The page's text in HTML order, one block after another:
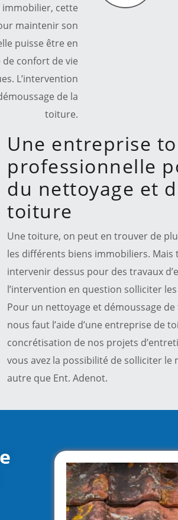
cette
maintenir son
puisse être en
confort de vie
L’intervention
de la
toiture.
Une entreprise
professionnelle
du nettoyage et
toiture
Une toiture, on peut en trouver de
les différents biens immobiliers.
intervenir dessus pour des travaux
l’intervention en question solliciter
Pour un nettoyage et démoussage
nous faut l’aide d’une entreprise de
concrétisation de nos projets
vous avez la possibilité de solliciter
autre que Ent. Adenot.